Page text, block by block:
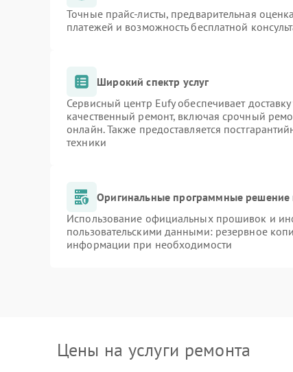
Точные прайс-листы, предварительная
платежей и возможность бесплатной
Широкий спектр услуг
Сервисный центр Eufy обеспечивает
качественный ремонт, включая срочный
онлайн. Также предоставляется
техники
Оригинальные программные решение
Использование официальных прошивок и
пользовательскими данными: резервное
информации при необходимости
Цены на услуги ремонта